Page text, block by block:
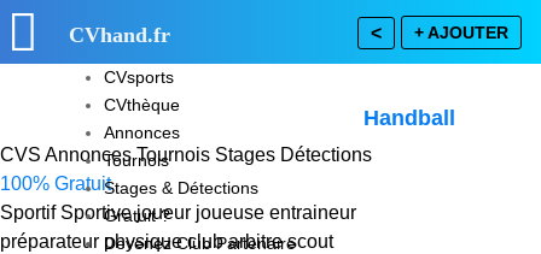
CVhand.fr
CVsports
CVthèque
Annonces
Tournois
Stages & Détections
Gratuit ?
Devenez Club Partenaire
+ AJOUTER
<
CVhand, la plateforme n°1 de recrutement
& d'événements dédiée au Handball
CVS Annonces Tournois Stages Détections
100% Gratuit
Sportif Sportive joueur joueuse entraineur
préparateur physique club arbitre scout